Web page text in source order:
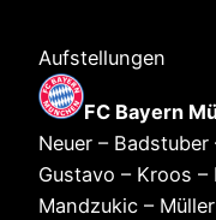
Aufstellungen
FC Bayern
Neuer –
Gustavo – Kroos –
Mandzukic – Müller